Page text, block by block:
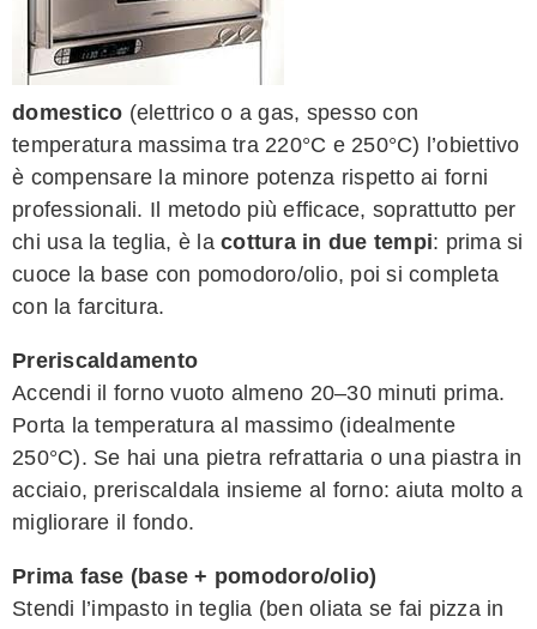
domestico (elettrico o a gas, spesso con
temperatura massima tra 220°C e 250°C) l’obiettivo
è compensare la minore potenza rispetto ai forni
professionali. Il metodo più efficace, soprattutto per
chi usa la teglia, è la cottura in due tempi: prima si
cuoce la base con pomodoro/olio, poi si completa
con la farcitura.
Preriscaldamento
Accendi il forno vuoto almeno 20–30 minuti prima.
Porta la temperatura al massimo (idealmente
250°C). Se hai una pietra refrattaria o una piastra in
acciaio, preriscaldala insieme al forno: aiuta molto a
migliorare il fondo.
Prima fase (base + pomodoro/olio)
Stendi l’impasto in teglia (ben oliata se fai pizza in